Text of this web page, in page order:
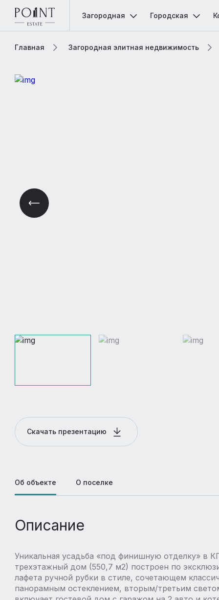
Загородная Городская
Главная Загородная элитная недвижимость
Скачать презентацию
Об объекте О поселке
Описание
Уникальная усадьба «под финишную отделку» в
трехэтажный дом (550,7 м2) построен по
лафета ручной рубки в стиле, сочетающем
панорамным остеклением, вторым/третьим